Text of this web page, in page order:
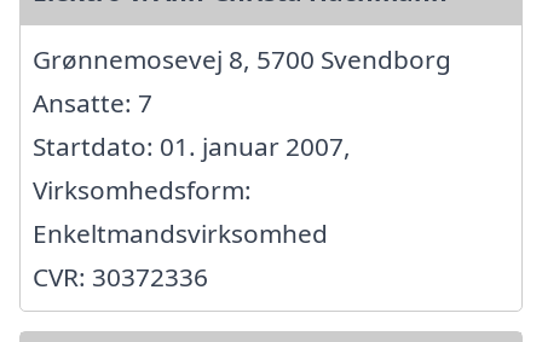
Grønnemosevej 8, 5700 Svendborg
Ansatte: 7
Startdato: 01. januar 2007,
Virksomhedsform:
Enkeltmandsvirksomhed
CVR: 30372336